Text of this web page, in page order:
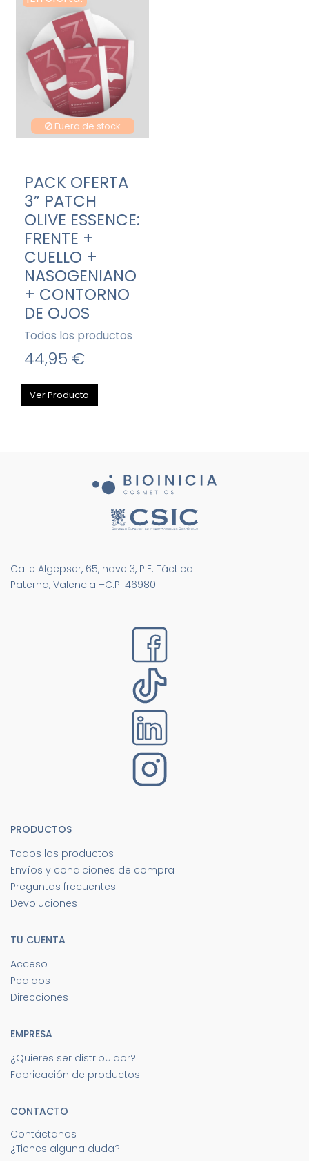
Fuera de stock
PACK OFERTA
3” PATCH
OLIVE ESSENCE:
FRENTE +
CUELLO +
NASOGENIANO
+ CONTORNO
DE OJOS
Todos los productos
44,95 €
Ver Producto
Calle Algepser, 65, nave 3, P.E. Táctica
Paterna, Valencia –C.P. 46980.
PRODUCTOS
Todos los productos
Envíos y condiciones de compra
Preguntas frecuentes
Devoluciones
TU CUENTA
Acceso
Pedidos
Direcciones
EMPRESA
¿Quieres ser distribuidor?
Fabricación de productos
CONTACTO
Contáctanos
¿Tienes alguna duda?